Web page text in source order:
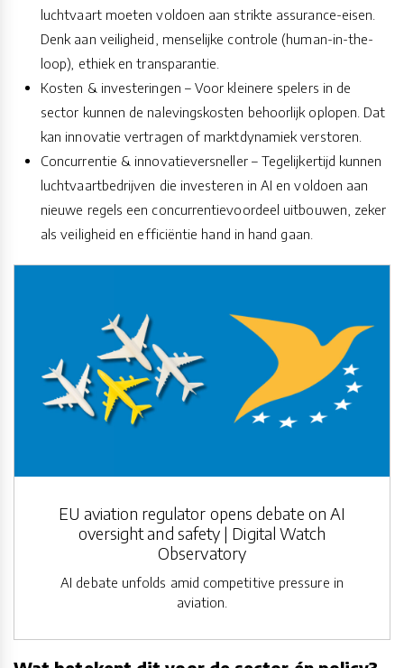
luchtvaart moeten voldoen aan strikte assurance-eisen.
Denk aan veiligheid, menselijke controle (human-in-the-
loop), ethiek en transparantie.
Kosten & investeringen – Voor kleinere spelers in de
sector kunnen de nalevingskosten behoorlijk oplopen. Dat
kan innovatie vertragen of marktdynamiek verstoren.
Concurrentie & innovatieversneller – Tegelijkertijd kunnen
luchtvaartbedrijven die investeren in AI en voldoen aan
nieuwe regels een concurrentievoordeel uitbouwen, zeker
als veiligheid en efficiëntie hand in hand gaan.
EU aviation regulator opens debate on AI
oversight and safety | Digital Watch
Observatory
AI debate unfolds amid competitive pressure in
aviation.